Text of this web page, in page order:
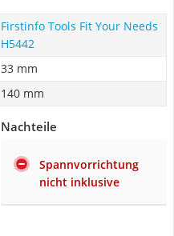
Firstinfo Tools Fit Your Needs
H5442
33 mm
140 mm
Nachteile
Spannvorrichtung
nicht inklusive